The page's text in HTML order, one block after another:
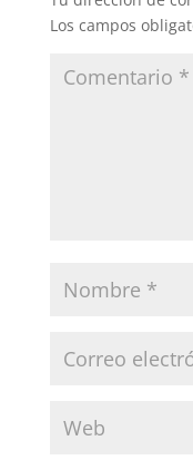
Los campos